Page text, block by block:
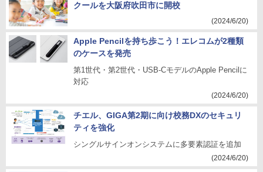
クールを大阪府吹田市に開校
(2024/6/20)
Apple Pencilを持ち歩こう！エレコムが2種類
のケースを発売
第1世代・第2世代・USB-CモデルのApple Pencilに
対応
(2024/6/20)
チエル、GIGA第2期に向け校務DXのセキュリ
ティを強化
シングルサインオンシステムに多要素認証を追加
(2024/6/20)